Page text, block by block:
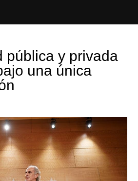
pública y privada
una única